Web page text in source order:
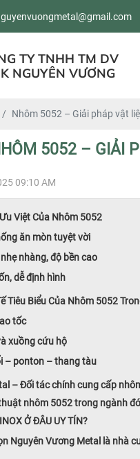
TY TNHH TM DV
NGUYÊN VƯƠNG
Nhôm 5052 – Giải pháp vật
5052 – GIẢI
09:10 AM
Việt Của Nhôm 5052
ăn mòn tuyệt vời
nhàng, độ bền cao
dễ định hình
Tiêu Biểu Của Nhôm 5052
tốc
xuồng cứu hộ
– ponton – thang tàu
– Đối tác chính cung cấp
nhôm 5052 trong ngành
Ở ĐÂU UY TÍN?
Nguyên Vương Metal là nhà